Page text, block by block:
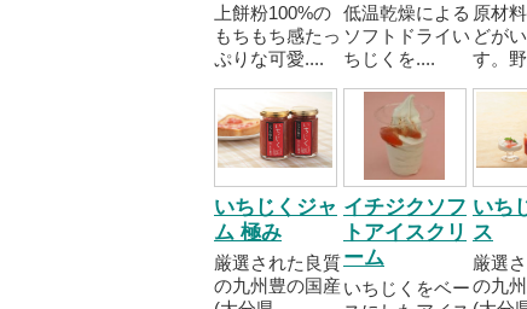
上餅粉100%の
もちもち感たっ
ぷりな可愛....
低温乾燥による
ソフトドライい
ちじくを....
原材
どが
す。
いちじくジャ
ム 極み
厳選された良質
の九州豊の国産
イチジクソフ
トアイスクリ
ーム
いちじくをベー
いち
ス
厳選
の九